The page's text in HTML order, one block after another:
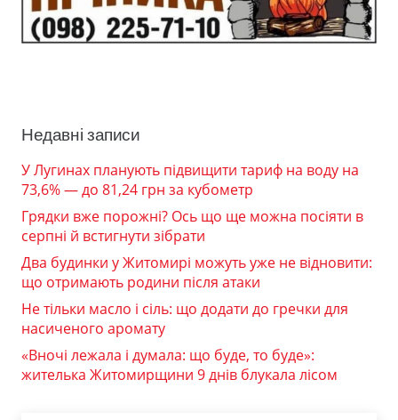
Недавні записи
У Лугинах планують підвищити тариф на воду на
73,6% — до 81,24 грн за кубометр
Грядки вже порожні? Ось що ще можна посіяти в
серпні й встигнути зібрати
Два будинки у Житомирі можуть уже не відновити:
що отримають родини після атаки
Не тільки масло і сіль: що додати до гречки для
насиченого аромату
«Вночі лежала і думала: що буде, то буде»:
жителька Житомирщини 9 днів блукала лісом